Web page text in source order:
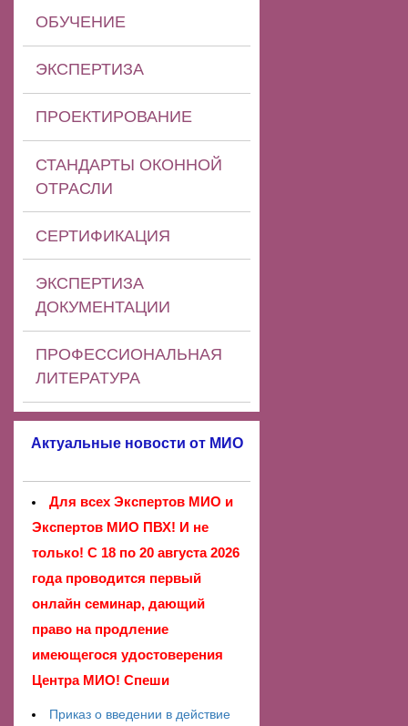
ОБУЧЕНИЕ
ЭКСПЕРТИЗА
ПРОЕКТИРОВАНИЕ
СТАНДАРТЫ ОКОННОЙ
ОТРАСЛИ
СЕРТИФИКАЦИЯ
ЭКСПЕРТИЗА
ДОКУМЕНТАЦИИ
ПРОФЕССИОНАЛЬНАЯ
ЛИТЕРАТУРА
Актуальные новости от МИО
Для всех Экспертов МИО и
Экспертов МИО ПВХ! И не
только! С 18 по 20 августа 2026
года проводится первый
онлайн семинар, дающий
право на продление
имеющегося удостоверения
Центра МИО! Спеши
Приказ о введении в действие